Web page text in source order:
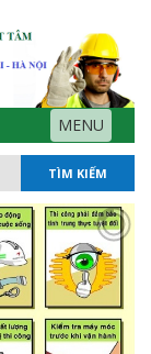
MENU
TÌM KIẾM